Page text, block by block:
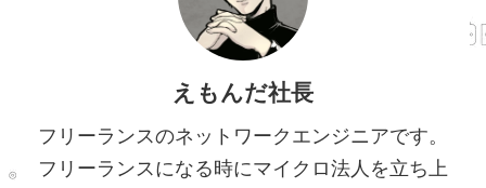
えもんだ社長
フリーランスのネットワークエンジニアです。
フリーランスになる時にマイクロ法人を立ち上